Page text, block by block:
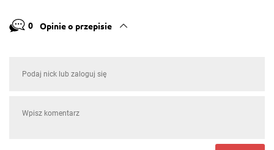
0 Opinie o przepisie